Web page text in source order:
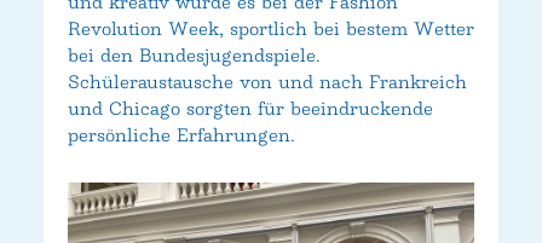
Revolution Week, sportlich bei bestem Wetter
bei den Bundesjugendspiele.
Schüleraustausche von und nach Frankreich
und Chicago sorgten für beeindruckende
persönliche Erfahrungen.